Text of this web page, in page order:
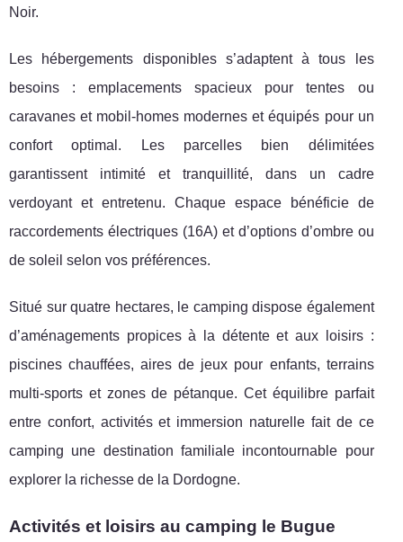
Noir.
Les hébergements disponibles s’adaptent à tous les
besoins : emplacements spacieux pour tentes ou
caravanes et mobil-homes modernes et équipés pour un
confort optimal. Les parcelles bien délimitées
garantissent intimité et tranquillité, dans un cadre
verdoyant et entretenu. Chaque espace bénéficie de
raccordements électriques (16A) et d’options d’ombre ou
de soleil selon vos préférences.
Situé sur quatre hectares, le camping dispose également
d’aménagements propices à la détente et aux loisirs :
piscines chauffées, aires de jeux pour enfants, terrains
multi-sports et zones de pétanque. Cet équilibre parfait
entre confort, activités et immersion naturelle fait de ce
camping une destination familiale incontournable pour
explorer la richesse de la Dordogne.
Activités et loisirs au camping le Bugue